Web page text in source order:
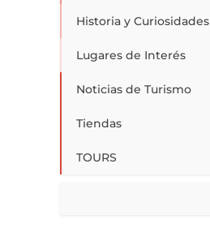
Historia y Curiosidades
Lugares de Interés
Noticias de Turismo
Tiendas
TOURS